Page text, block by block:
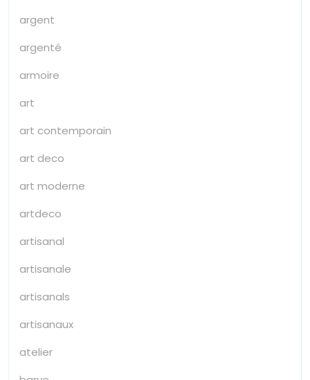
argent
argenté
armoire
art
art contemporain
art deco
art moderne
artdeco
artisanal
artisanale
artisanals
artisanaux
atelier